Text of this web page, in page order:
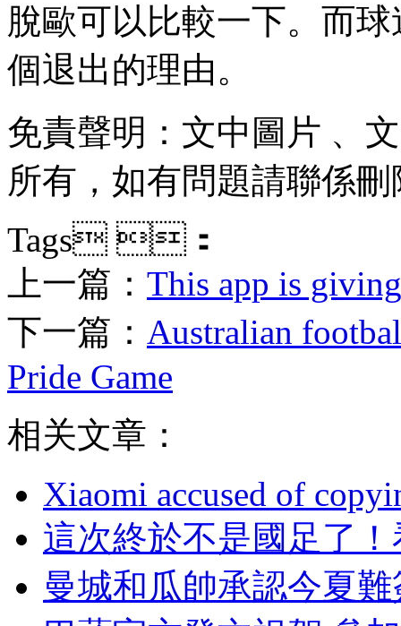
脫歐可以比較一下。而
個退出的理由。
免責聲明：文中圖片 
所有，如有問題請聯係刪除
Tags ：
上一篇： This app is
下一篇： Australian
Pride Game
相关文章：
Xiaomi accused of
這次終於不是國足了
曼城和瓜帥承認今夏